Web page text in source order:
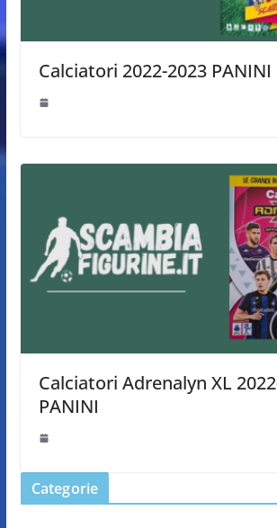
Calciatori 2022-2023 PANINI
Calciatori Adrenalyn XL
PANINI
Categorie